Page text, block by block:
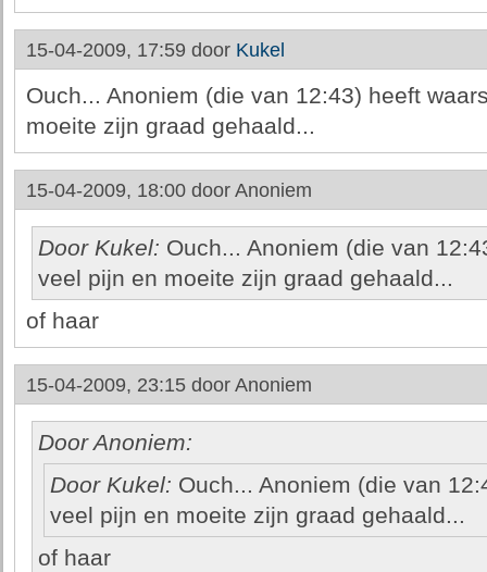
15-04-2009, 17:59 door Kukel
Ouch... Anoniem (die van 12:43) heeft
moeite zijn graad gehaald...
15-04-2009, 18:00 door Anoniem
Door Kukel: Ouch... Anoniem (die van
veel pijn en moeite zijn graad gehaald...
of haar
15-04-2009, 23:15 door Anoniem
Door Anoniem:
Door Kukel: Ouch... Anoniem (die van
veel pijn en moeite zijn graad gehaald...
of haar